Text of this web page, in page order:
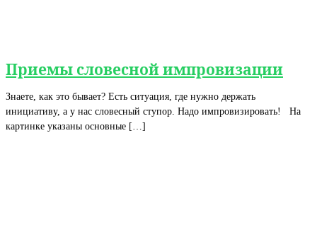
Приемы словесной импровизации
Знаете, как это бывает? Есть ситуация, где нужно держать
инициативу, а у нас словесный ступор. Надо импровизировать! На
картинке указаны основные […]